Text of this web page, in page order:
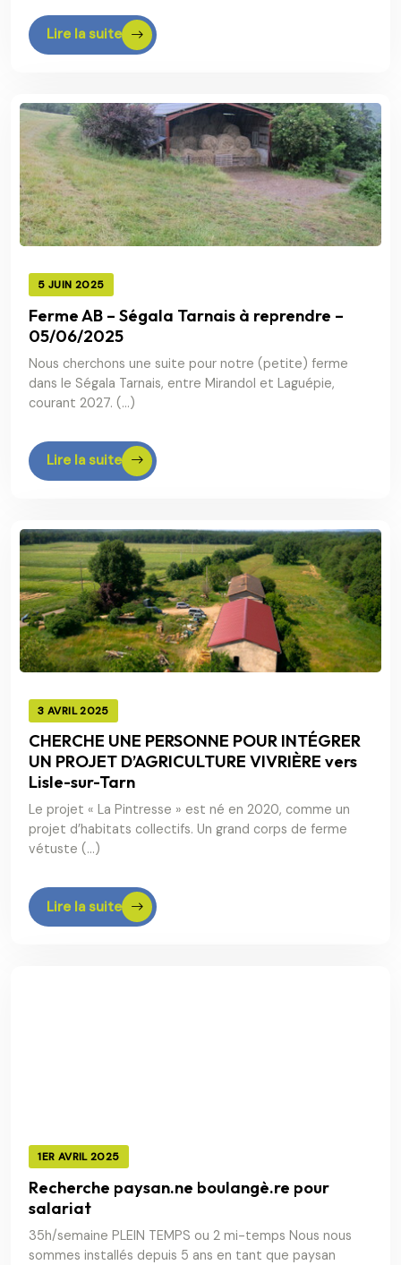
Lire la suite
5 JUIN 2025
Ferme AB – Ségala Tarnais à reprendre –
05/06/2025
Nous cherchons une suite pour notre (petite) ferme
dans le Ségala Tarnais, entre Mirandol et Laguépie,
courant 2027. (…)
Lire la suite
3 AVRIL 2025
CHERCHE UNE PERSONNE POUR INTÉGRER
UN PROJET D’AGRICULTURE VIVRIÈRE vers
Lisle-sur-Tarn
Le projet « La Pintresse » est né en 2020, comme un
projet d’habitats collectifs. Un grand corps de ferme
vétuste (…)
Lire la suite
1ER AVRIL 2025
Recherche paysan.ne boulangè.re pour
salariat
35h/semaine PLEIN TEMPS ou 2 mi-temps Nous nous
sommes installés depuis 5 ans en tant que paysan